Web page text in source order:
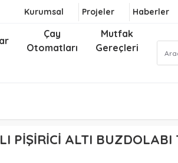
Kurumsal Projeler Haberler
Çay
Otomatları
Mutfak
Gereçleri
PİŞİRİCİ ALTI BUZDOLABI